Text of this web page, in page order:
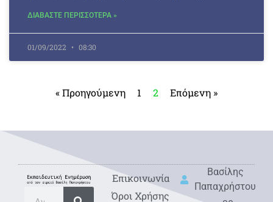
ΔΙΑΒΑΣΤΕ ΠΕΡΙΣΣΟΤΕΡΑ »
01/09/2022 08:30
« Προηγούμενη 1 2 Επόμενη »
Eπικοινωνία
Όροι Χρήσης
Βασίλης
Παπαχρήστου